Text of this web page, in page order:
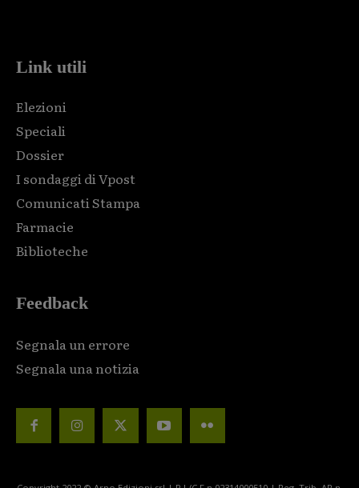
Link utili
Elezioni
Speciali
Dossier
I sondaggi di Vpost
Comunicati Stampa
Farmacie
Biblioteche
Feedback
Segnala un errore
Segnala una notizia